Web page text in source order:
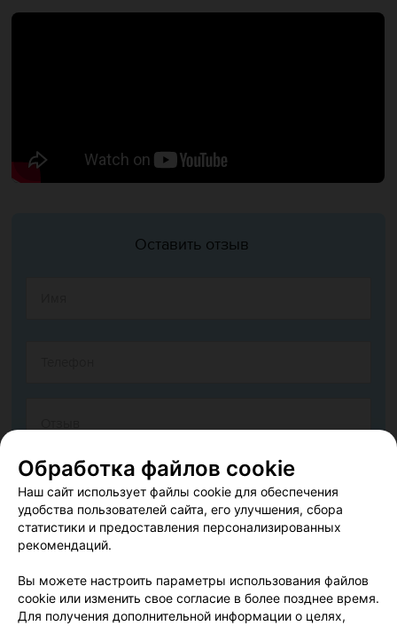
Оставить отзыв
Согласен опубликовать отзыв. Подробнее об
прав
Обработка файлов cookie
Наш сайт использует файлы cookie для обеспечения
удобства пользователей сайта, его улучшения, сбора
статистики и предоставления персонализированных
рекомендаций.
Вы можете настроить параметры использования файлов
cookie или изменить свое согласие в более позднее время.
Для получения дополнительной информации о целях,